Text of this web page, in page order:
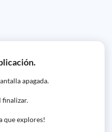
apagada.
finalizar.
que explores!